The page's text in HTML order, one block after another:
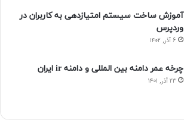
آموزش ساخت سیستم امتیازدهی به کاربران در
وردپرس
۶ آذر, ۱۴۰۲
چرخه عمر دامنه بین المللی و دامنه ir ایران
۲۳ آذر, ۱۴۰۱